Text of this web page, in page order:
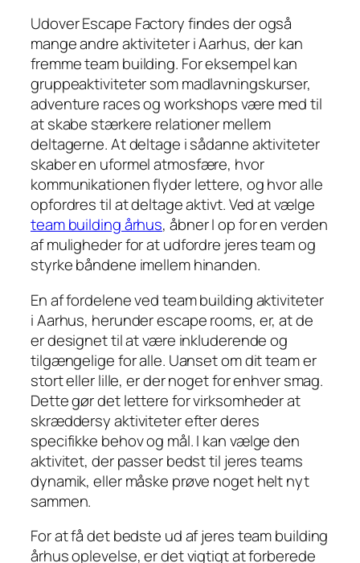
Udover Escape Factory findes der også
mange andre aktiviteter i Aarhus, der kan
fremme team building. For eksempel kan
gruppeaktiviteter som madlavningskurser,
adventure races og workshops være med til
at skabe stærkere relationer mellem
deltagerne. At deltage i sådanne aktiviteter
skaber en uformel atmosfære, hvor
kommunikationen flyder lettere, og hvor alle
opfordres til at deltage aktivt. Ved at vælge
team building århus, åbner I op for en verden
af muligheder for at udfordre jeres team og
styrke båndene imellem hinanden.
En af fordelene ved team building aktiviteter
i Aarhus, herunder escape rooms, er, at de
er designet til at være inkluderende og
tilgængelige for alle. Uanset om dit team er
stort eller lille, er der noget for enhver smag.
Dette gør det lettere for virksomheder at
skræddersy aktiviteter efter deres
specifikke behov og mål. I kan vælge den
aktivitet, der passer bedst til jeres teams
dynamik, eller måske prøve noget helt nyt
sammen.
For at få det bedste ud af jeres team building
århus oplevelse, er det vigtigt at forberede